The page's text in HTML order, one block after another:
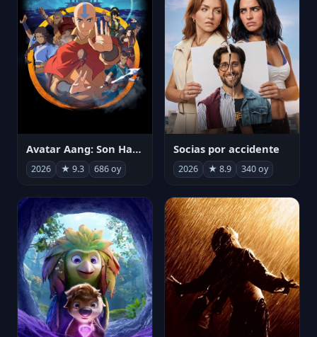
Avatar Aang: Son Havabükücü
2026 ★ 9.3 686 oy
Socias por accidente
2026 ★ 8.9 340 oy